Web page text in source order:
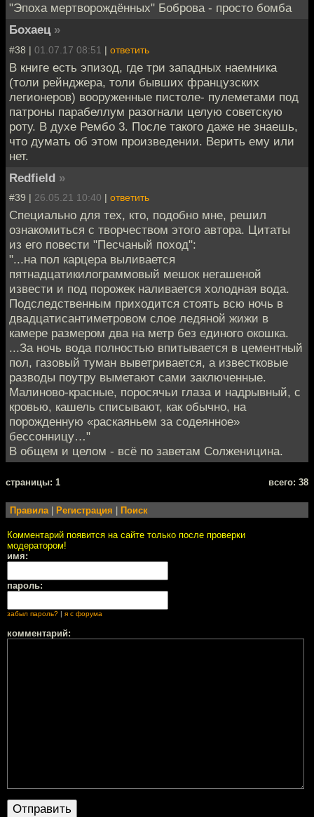
"Эпоха мертворождённых" Боброва - просто бомба
Бохаец »
#38 | 01.07.17 08:51 | ответить
В книге есть эпизод, где три западных наемника
(толи рейнджера, толи бывших французских
легионеров) вооруженные пистоле- пулеметами под
патроны парабеллум разогнали целую советскую
роту. В духе Рембо 3. После такого даже не знаешь,
что думать об этом произведении. Верить ему или
нет.
Redfield »
#39 | 26.05.21 10:40 | ответить
Специально для тех, кто, подобно мне, решил
ознакомиться с творчеством этого автора. Цитаты
из его повести "Песчаный поход":
"...на пол карцера выливается
пятнадцатикилограммовый мешок негашеной
извести и под порожек наливается холодная вода.
Подследственным приходится стоять всю ночь в
двадцатисантиметровом слое ледяной жижи в
камере размером два на метр без единого окошка.
...За ночь вода полностью впитывается в цементный
пол, газовый туман выветривается, а известковые
разводы поутру выметают сами заключенные.
Малиново-красные, поросячьи глаза и надрывный, с
кровью, кашель списывают, как обычно, на
порожденную «раскаяньем за содеянное»
бессонницу…"
В общем и целом - всё по заветам Солженицина.
cтраницы: 1 всего: 38
Правила | Регистрация | Поиск
Комментарий появится на сайте только после проверки
модератором!
имя:
пароль:
забыл пароль? | я с форума
комментарий: